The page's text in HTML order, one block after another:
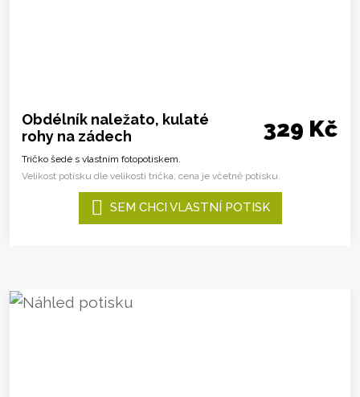
Obdélník naležato, kulaté
rohy na zádech
329 Kč
Tričko šedé s vlastním fotopotiskem.
Velikost potisku dle velikosti trička, cena je včetně potisku.
SEM CHCI VLASTNÍ POTISK